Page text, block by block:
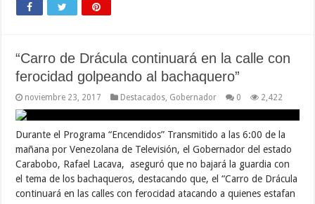
“Carro de Drácula continuará en la calle con
ferocidad golpeando al bachaquero”
noviembre 23, 2017 Destacados Gobernador 0 2,422
Durante el Programa “Encendidos” Transmitido a las 6:00 de la
mañana por Venezolana de Televisión, el Gobernador del estado
Carabobo, Rafael Lacava, aseguró que no bajará la guardia con
el tema de los bachaqueros, destacando que, el “Carro de Drácula
continuará en las calles con ferocidad atacando a quienes estafan